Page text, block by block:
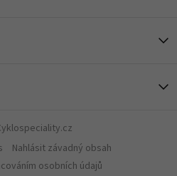
Nahlásit závadný obsah
osobních údajů